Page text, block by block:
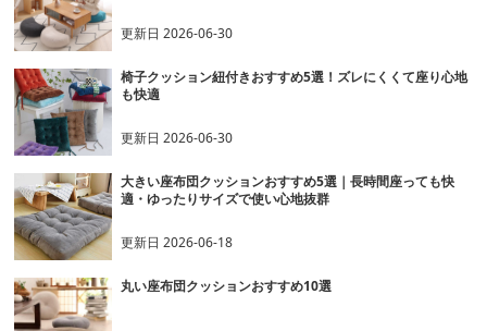
更新日2026-06-30
椅子クッション紐付きおすすめ5選！ズレにくくて座り心地
も快適
更新日2026-06-30
大きい座布団クッションおすすめ5選｜長時間座っても快
適・ゆったりサイズで使い心地抜群
更新日2026-06-18
丸い座布団クッションおすすめ10選